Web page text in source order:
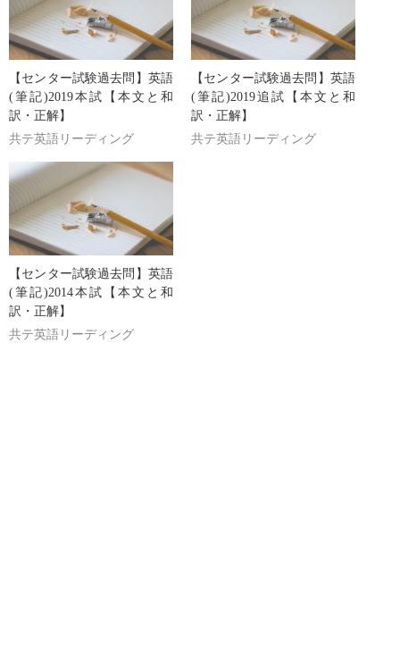
【センター試験過去問】英語
(筆記)2019本試【本文と和
訳・正解】
共テ英語リーディング
【センター試験過去問】英語
(筆記)2019追試【本文と和
訳・正解】
共テ英語リーディング
【センター試験過去問】英語
(筆記)2014本試【本文と和
訳・正解】
共テ英語リーディング